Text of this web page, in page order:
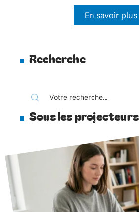
En savoir plus
Recherche
Sous les projecteurs